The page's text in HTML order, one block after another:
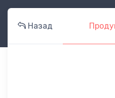
Назад